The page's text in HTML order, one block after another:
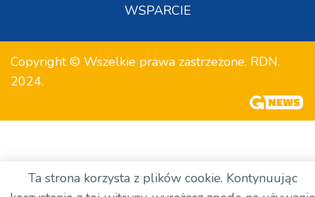
WSPARCIE
Copyright © Wszelkie prawa zastrzeżone. RDN.
2024.
Ta strona korzysta z plików cookie. Kontynuując